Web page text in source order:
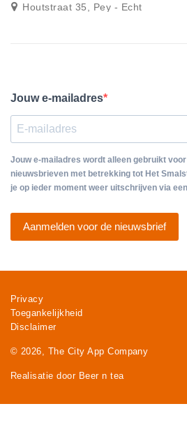
Houtstraat 35, Pey - Echt
Jouw e-mailadres
Jouw e-mailadres wordt alleen gebruikt
nieuwsbrieven met betrekking tot Het
je op ieder moment weer uitschrijven via
Aanmelden voor de nieuwsbrief
Privacy
Toegankelijkheid
Disclaimer
© 2026, The City App Company
Realisatie door Beer n tea